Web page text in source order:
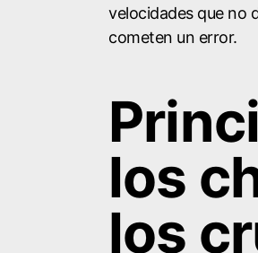
velocidades que no
cometen un error.
los
los